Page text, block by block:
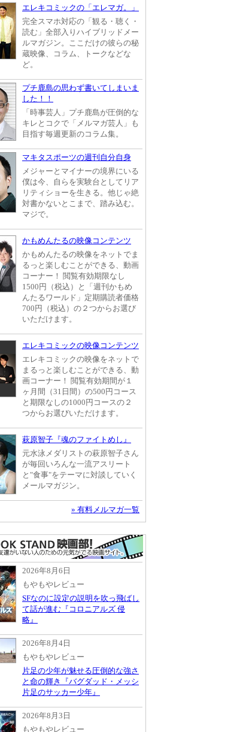
エレキコミックの「エレマガ。」
完全スマホ対応の「観る・聴く・
読む」全部入りハイブリッドメー
ルマガジン。ここだけの彼らの秘
蔵映像、コラム、トークなどな
ど。
プチ鹿島の思わず書いてしまいま
した！！
「時事芸人」プチ鹿島が圧倒的な
キレとコクで「メルマガ芸人」も
目指す毎週更新のコラム集。
マキタスポーツの週刊自分自身
メジャーとマイナーの境界にいる
僕は今、自らを実験台としてリア
リティショーを生きる。他じゃ絶
対書かないとこまで、踏み込む。
マジで。
かもめんたるの映像コンテンツ
かもめんたるの映像をネットでま
るっと楽しむことができる、動画
コーナー！ 閲覧有効期限なし
1500円（税込）と「週刊かもめ
んたるワールド」定期購読者価格
700円（税込）の２つからお選び
いただけます。
エレキコミックの映像コンテンツ
エレキコミックの映像をネットで
まるっと楽しむことができる、動
画コーナー！ 閲覧有効期間が１
ヶ月間（31日間）の500円コース
と期限なしの1000円コースの２
つからお選びいただけます。
萩原智子『魂のファイトめし』
元水泳メダリストの萩原智子さん
が毎回いろんな一流アスリート
と"食事"をテーマに対談していく
メールマガジン。
» 有料メルマガ一覧
2026年8月6日
もやもやレビュー
SFなのに設定の説明を吹っ飛ばし
て話が進む『コロニアルズ 侵
略』
2026年8月4日
もやもやレビュー
片足の少年が魅せる圧倒的な強さ
と命の輝き『バグダッド・メッシ
片足のサッカー少年』
2026年8月3日
もやもやレビュー